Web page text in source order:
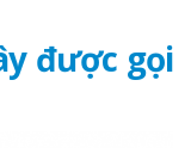
được gọi